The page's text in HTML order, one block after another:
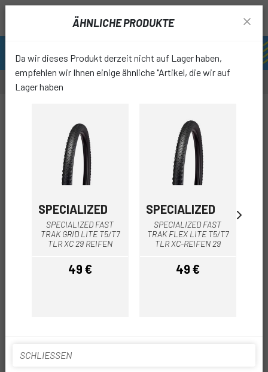
ÄHNLICHE PRODUKTE
Da wir dieses Produkt derzeit nicht auf Lager haben,
empfehlen wir Ihnen einige ähnliche "Artikel, die wir auf
Lager haben
SPECIALIZED
SPECIALIZED FAST
TRAK GRID LITE T5/T7
TLR XC 29 REIFEN
Preis
49 €
SPECIALIZED
SPECIALIZED FAST
TRAK FLEX LITE T5/T7
TLR XC-REIFEN 29
Preis
49 €
SCHLIESSEN